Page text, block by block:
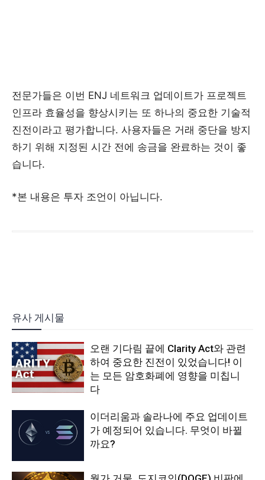
전문가들은 이번 ENJ 네트워크 업데이트가 프로젝트
인프라 효율성을 향상시키는 또 하나의 중요한 기술적
진전이라고 평가합니다. 사용자들은 거래 중단을 방지
하기 위해 지정된 시간 전에 송금을 완료하는 것이 좋
습니다.
*본 내용은 투자 조언이 아닙니다.
유사 게시물
오랜 기다림 끝에 Clarity Act와 관련
하여 중요한 진전이 있었습니다! 이
는 모든 암호화폐에 영향을 미칩니
다
이더리움과 솔라나에 주요 업데이트
가 예정되어 있습니다. 무엇이 바뀔
까요?